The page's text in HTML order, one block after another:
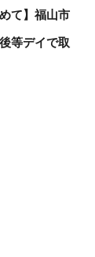
て】福山市
等デイで取